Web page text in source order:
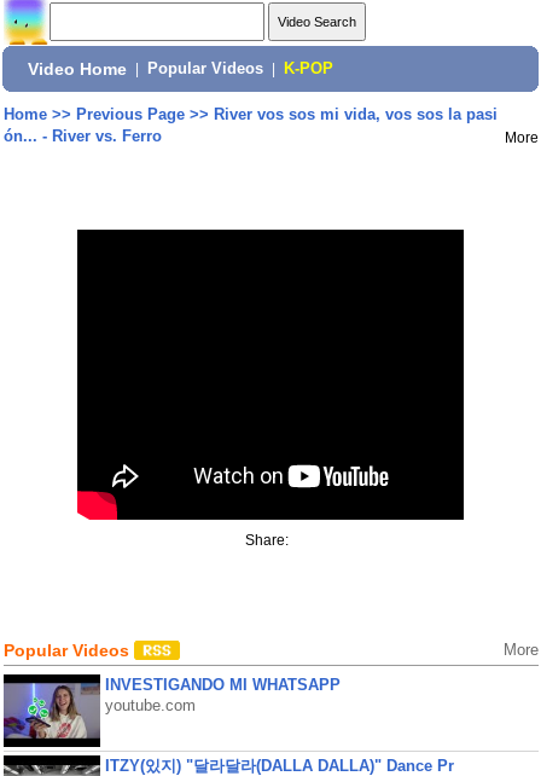
Video Home Popular Videos K-POP
Home>> Previous Page>> River vos sos mi vida, vos sos la pasi
ón... - River vs. Ferro
More
Share:
Popular Videos More
INVESTIGANDO MI WHATSAPP
youtube.com
ITZY(있지) "달라달라(DALLA DALLA)" Dance Pr